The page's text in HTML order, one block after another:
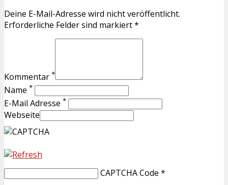
Deine E-Mail-Adresse wird nicht veröffentlicht.
Erforderliche Felder sind markiert *
Kommentar *
Name *
E-Mail Adresse *
Webseite
CAPTCHA Code *